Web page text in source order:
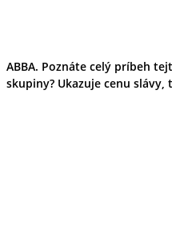
ABBA. Poznáte celý príbeh
skupiny? Ukazuje cenu